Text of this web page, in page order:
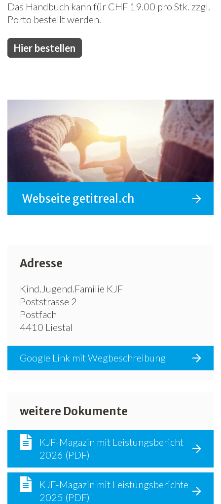
Das Handbuch kann für CHF 19.00 pro Stk. zzgl.
Porto bestellt werden.
Hier bestellen
Webseite getitreal.ch
Adresse
Kind.Jugend.Familie KJF
Poststrasse 2
Postfach
4410 Liestal
Google Link mit Wegbeschreibung
weitere Dokumente
KJF-Magazin mit Leistungsbericht
2026 (PDF)
KJF-Magazin mit Leistungsberichte
2025 (PDF)